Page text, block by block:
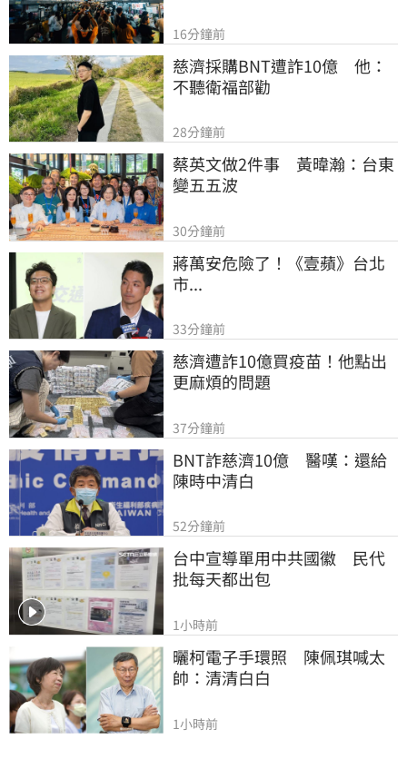
16分鐘前
慈濟採購BNT遭詐10億　他：
不聽衛福部勸
28分鐘前
蔡英文做2件事　黃暐瀚：台東
變五五波
30分鐘前
蔣萬安危險了！《壹蘋》台北
市...
33分鐘前
慈濟遭詐10億買疫苗！他點出
更麻煩的問題
37分鐘前
BNT詐慈濟10億　醫嘆：還給
陳時中清白
52分鐘前
台中宣導單用中共國徽　民代
批每天都出包
1小時前
曬柯電子手環照　陳佩琪喊太
帥：清清白白
1小時前